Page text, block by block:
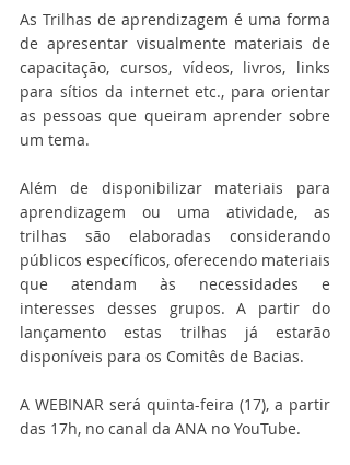
As Trilhas de aprendizagem é uma forma
de apresentar visualmente materiais de
capacitação, cursos, vídeos, livros, links
para sítios da internet etc., para orientar
as pessoas que queiram aprender sobre
um tema.
Além de disponibilizar materiais para
aprendizagem ou uma atividade, as
trilhas são elaboradas considerando
públicos específicos, oferecendo materiais
que atendam às necessidades e
interesses desses grupos. A partir do
lançamento estas trilhas já estarão
disponíveis para os Comitês de Bacias.
A WEBINAR será quinta-feira (17), a partir
das 17h, no canal da ANA no YouTube.